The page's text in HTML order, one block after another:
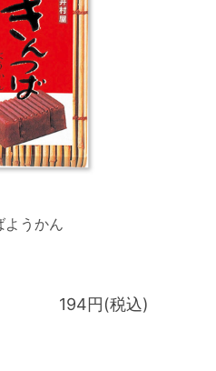
うかん
194円(税込)